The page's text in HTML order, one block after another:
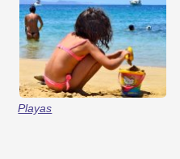
Playas